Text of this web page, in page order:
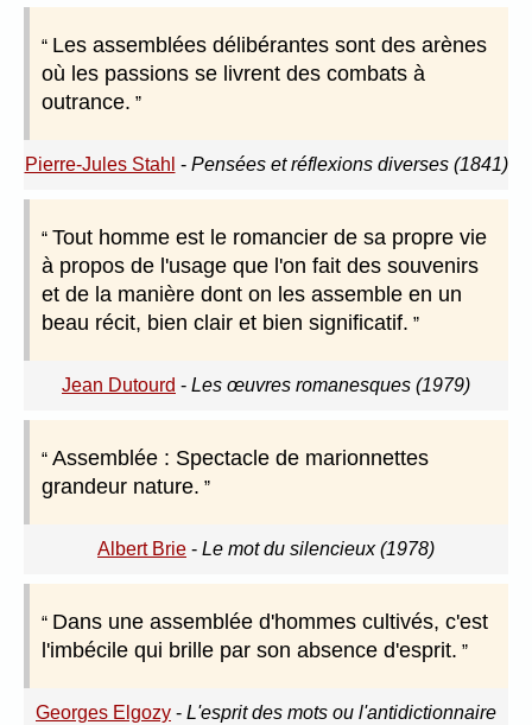
Les assemblées délibérantes sont des arènes
où les passions se livrent des combats à
outrance.
Pierre-Jules Stahl - Pensées et réflexions diverses (1841)
Tout homme est le romancier de sa propre vie
à propos de l'usage que l'on fait des souvenirs
et de la manière dont on les assemble en un
beau récit, bien clair et bien significatif.
Jean Dutourd - Les œuvres romanesques (1979)
Assemblée : Spectacle de marionnettes
grandeur nature.
Albert Brie - Le mot du silencieux (1978)
Dans une assemblée d'hommes cultivés, c'est
l'imbécile qui brille par son absence d'esprit.
Georges Elgozy - L'esprit des mots ou l'antidictionnaire